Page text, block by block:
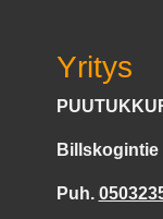
Yritys
Billskogintie
Puh.